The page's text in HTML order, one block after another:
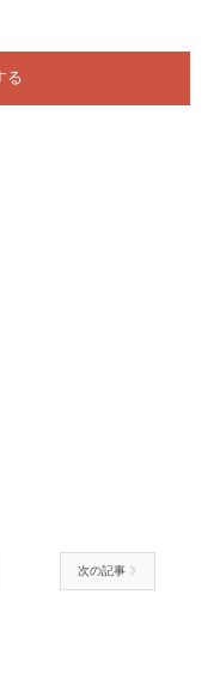
次の記事